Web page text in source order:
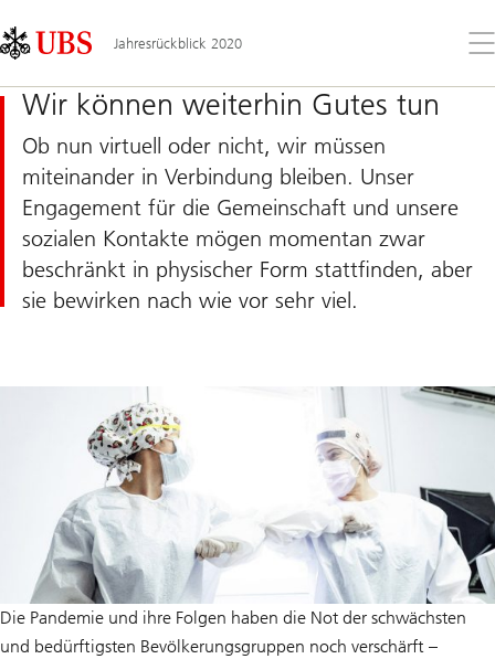
Links
Area
Jahresrückblick 2020
Sie
Wir können weiterhin Gutes tun
Ob nun virtuell oder nicht, wir müssen
miteinander in Verbindung bleiben. Unser
Engagement für die Gemeinschaft und unsere
sozialen Kontakte mögen momentan zwar
beschränkt in physischer Form stattfinden, aber
sie bewirken nach wie vor sehr viel.
Die Pandemie und ihre Folgen haben die Not der schwächsten
und bedürftigsten Bevölkerungsgruppen noch verschärft –